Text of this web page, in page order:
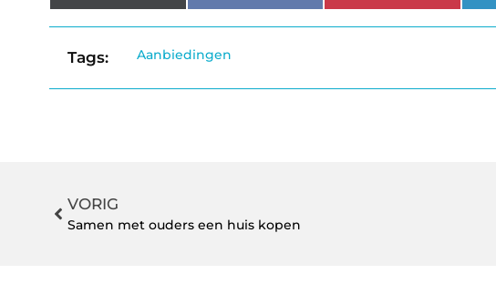
Tags: Aanbiedingen
VORIG
Samen met ouders een huis kopen